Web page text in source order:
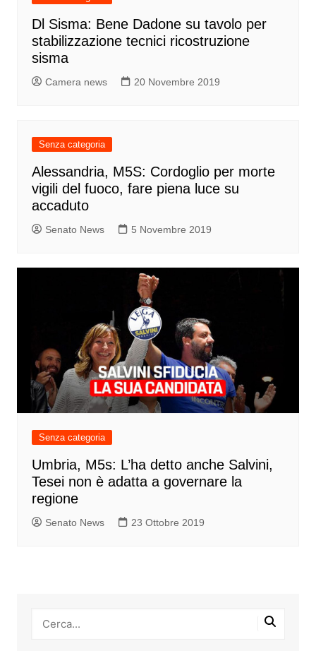
Dl Sisma: Bene Dadone su tavolo per
stabilizzazione tecnici ricostruzione
sisma
Camera news 20 Novembre 2019
Senza categoria
Alessandria, M5S: Cordoglio per morte
vigili del fuoco, fare piena luce su
accaduto
Senato News 5 Novembre 2019
Senza categoria
Umbria, M5s: L’ha detto anche Salvini,
Tesei non è adatta a governare la
regione
Senato News 23 Ottobre 2019